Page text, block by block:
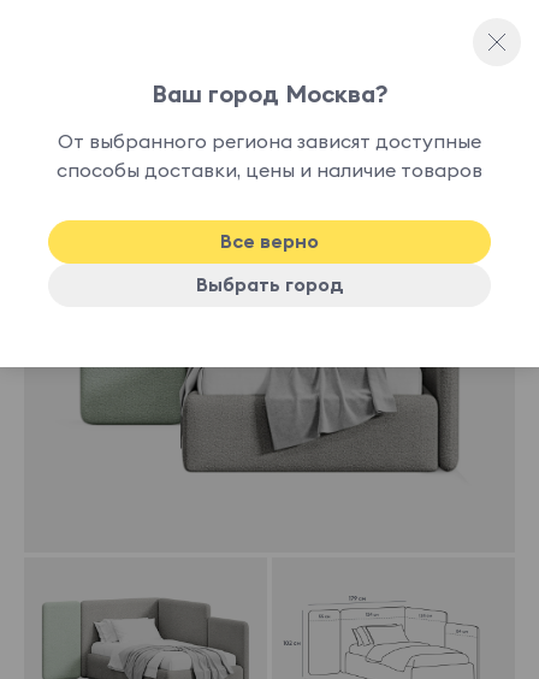
-10% New
Ваш город Москва?
От выбранного региона зависят доступные
способы доставки, цены и наличие товаров
Все верно
Выбрать город